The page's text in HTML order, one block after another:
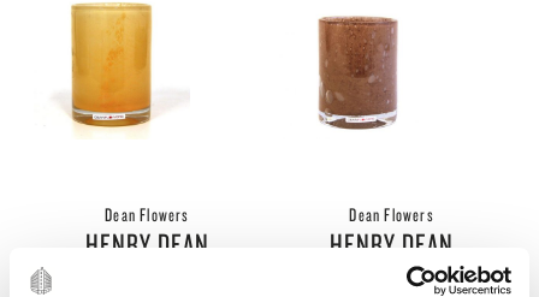
Dean Flowers
HENRY DEAN
Dean Flowers
HENRY DEAN
lyslykt 13x10cm coco